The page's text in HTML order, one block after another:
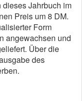
Jahrbuch im
Preis um 8 DM.
Form
angewachsen und
Über die
des